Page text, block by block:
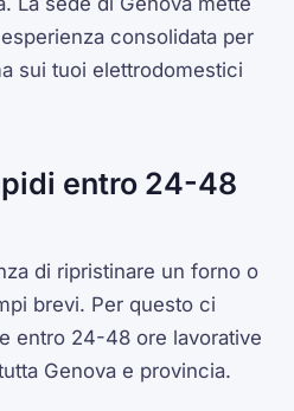
consolidata per
sui tuoi elettrodomestici
entro 24-48
di ripristinare un forno o
brevi. Per questo ci
entro 24-48 ore lavorative
Genova e provincia.